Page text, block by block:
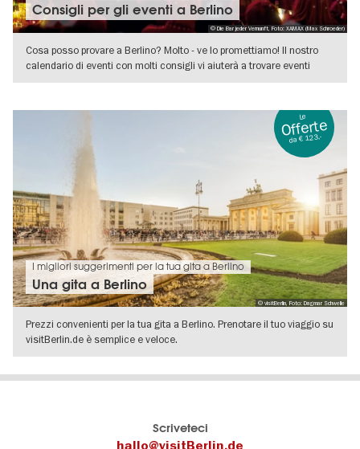
© Die Bar jeder Vernunft, Foto: XAMAX (Max Schroeder)
Consigli per gli eventi a Berlino
Cosa posso provare a Berlino? Molto - ve lo promettiamo! Il nostro
calendario di eventi con molti consigli vi aiuterà a trovare eventi
© visitBerlin, Foto: Dagmar Schwelle
I migliori suggerimenti per la tua gita a Berlino
Una gita a Berlino
Le
Offerte
da € 123,-
Prezzi convenienti per la tua gita a Berlino. Prenotare il tuo viaggio su
visitBerlin.de è semplice e veloce.
Scriveteci